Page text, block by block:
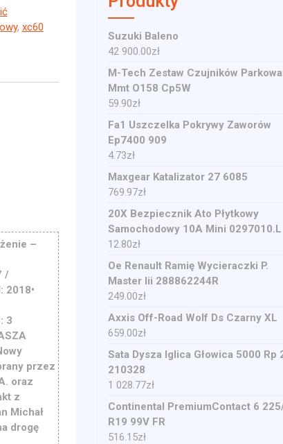
, xc60
–
/
2018•
3
przez
oraz
z
Michał
drogę
Suzuki Baleno
42 900.00zł
M-Tech Zestaw Czujników
Mmt O158 Cp5W
59.90zł
Fa1 Uszczelka Pokrywy Zaworów
Ep7400 909
4.73zł
Maxgear Katalizator 27 6085
769.97zł
20X Bezpiecznik Ato Płytkowy
Samochodowy 10A Mini 0297010.L
12.80zł
Oe Renault Ramię Wycieraczki P.
Master Iii 288862244R
249.00zł
Axxis Off-Road Wolf Ds Czarny XL
659.00zł
Sata Dysza Iglica Głowica 5000 Rp
210328
1 028.77zł
Continental PremiumContact 6
R19 99V FR
516.15zł